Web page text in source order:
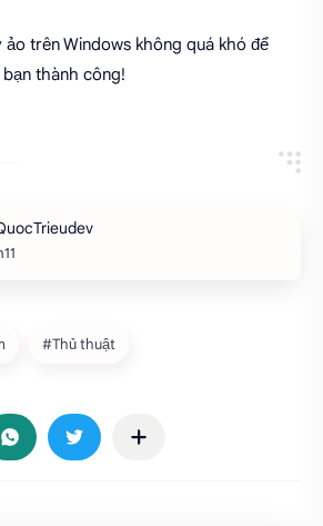
ảo trên Windows không quá khó để
thành công!